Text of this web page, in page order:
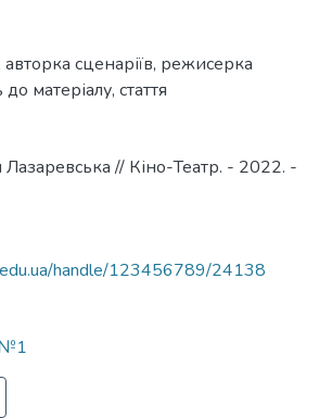
авторка сценаріїв, режисерка
до матеріалу, стаття
Лазаревська // Кіно-Театр. - 2022. -
handle/123456789/24138
№1